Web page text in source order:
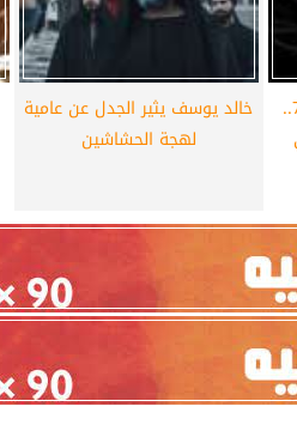
مسلسل الحشاشين الحلقة 7..
خالد يوسف يثير الجدل عن عامية
لهجة الحشاشين